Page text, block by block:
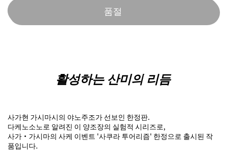
품절
활성하는 산미의 리듬
사가현 가시마시의 야노주조가 선보인 한정판.
다케노소노로 알려진 이 양조장의 실험적 시리즈로,
사가・가시마의 사케 이벤트 '사쿠라 투어리즘' 한정으로 출시된 작
품입니다.